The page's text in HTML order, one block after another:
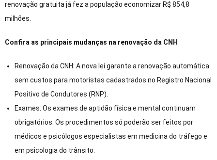
renovação gratuita já fez a população economizar R$ 854,8
milhões.
Confira as principais mudanças na renovação da CNH
Renovação da CNH: A nova lei garante a renovação automática
sem custos para motoristas cadastrados no Registro Nacional
Positivo de Condutores (RNP).
Exames: Os exames de aptidão física e mental continuam
obrigatórios. Os procedimentos só poderão ser feitos por
médicos e psicólogos especialistas em medicina do tráfego e
em psicologia do trânsito.